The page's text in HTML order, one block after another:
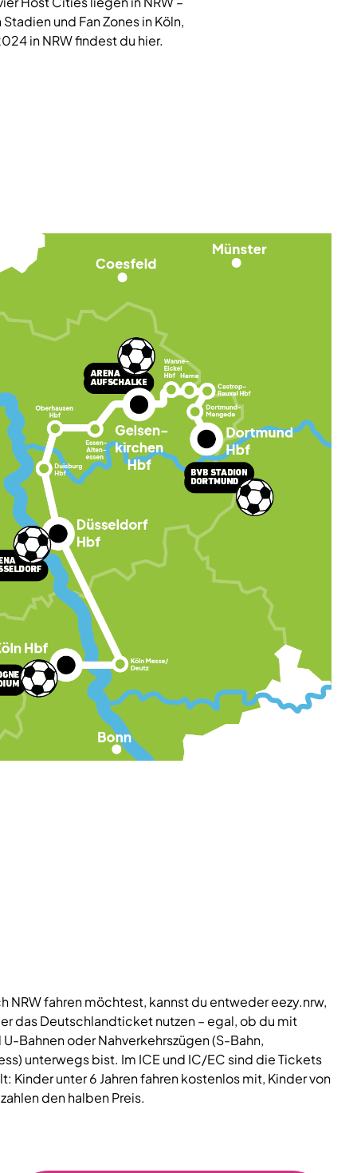
und Fan Zones in Köln,
in NRW findest du hier.
NRW fahren möchtest, kannst du entweder eezy.nrw,
das Deutschlandticket nutzen – egal, ob du mit
Bahnen oder Nahverkehrszügen (S-Bahn,
unterwegs bist. Im ICE und IC/EC sind die Tickets
Kinder unter 6 Jahren fahren kostenlos mit, Kinder von
den halben Preis.